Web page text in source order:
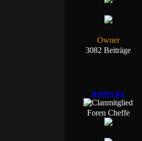
Owner
3082 Beiträge
jesters.ice
Foren Cheffe